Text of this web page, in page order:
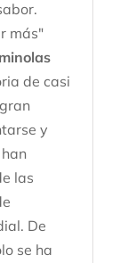
más"
de casi
y
las
De
se ha